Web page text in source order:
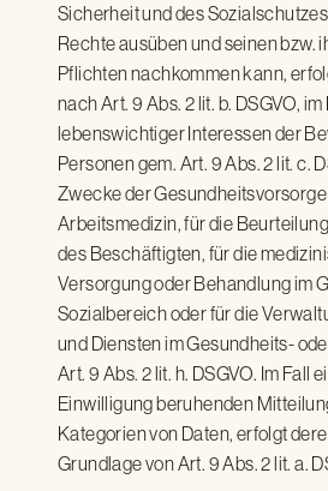
Sicherheit und des
Rechte ausüben und seinen bzw.
Pflichten nachkommen kann,
nach Art. 9 Abs. 2 lit. b. DSGVO,
lebenswichtiger Interessen der
Personen gem. Art. 9 Abs. 2 lit. c.
Zwecke der
Arbeitsmedizin, für die
des Beschäftigten, für die
Versorgung oder Behandlung im
Sozialbereich oder für die
und Diensten im Gesundheits-
Art. 9 Abs. 2 lit. h. DSGVO. Im Fall
Einwilligung beruhenden
Kategorien von Daten, erfolgt
Grundlage von Art. 9 Abs. 2 lit. a.